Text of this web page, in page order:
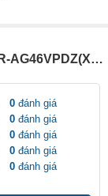
Reviews - Đánh giá Tủ lạnh Toshiba GR-AG46VPDZ(XK1)
0 đánh giá
0 đánh giá
0 đánh giá
0 đánh giá
0 đánh giá